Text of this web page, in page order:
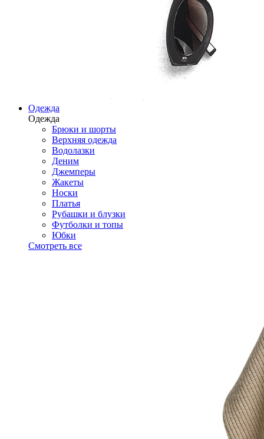
Одежда
Одежда
Брюки и шорты
Верхняя одежда
Водолазки
Деним
Джемперы
Жакеты
Носки
Платья
Рубашки и блузки
Футболки и топы
Юбки
Смотреть все